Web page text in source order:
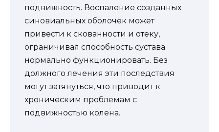
подвижность. Воспаление созданных
синовиальных оболочек может
привести к скованности и отеку,
ограничивая способность сустава
нормально функционировать. Без
должного лечения эти последствия
могут затянуться, что приводит к
хроническим проблемам с
подвижностью колена.